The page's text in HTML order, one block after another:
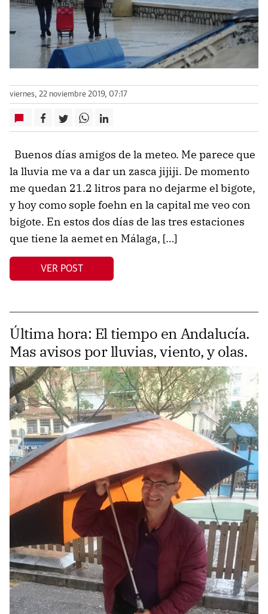
viernes, 22 noviembre 2019, 07:17
Buenos días amigos de la meteo. Me parece que
la lluvia me va a dar un zasca jijiji. De momento
me quedan 21.2 litros para no dejarme el bigote,
y hoy como sople foehn en la capital me veo con
bigote. En estos dos días de las tres estaciones
que tiene la aemet en Málaga, […]
VER POST
Última hora: El tiempo en Andalucía.
Mas avisos por lluvias, viento, y olas.